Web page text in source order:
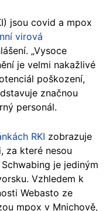
jsou covid a mpox
virová
„Vysoce
je velmi nakažlivé
poškození,
značnou
personál.
RKI zobrazuje
za které nesou
je jediným
Vzhledem k
Webasto ze
mpox v Mnichově,